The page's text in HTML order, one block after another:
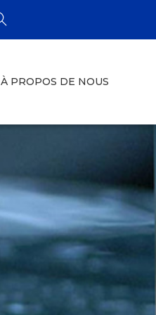
À PROPOS DE NOUS